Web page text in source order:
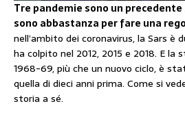
Tre pandemie sono un
sono abbastanza per fare una
nell’ambito dei coronavirus, la Sars è
ha colpito nel 2012, 2015 e 2018. E la
1968-69, più che un nuovo ciclo, è
quella di dieci anni prima. Come si
storia a sé.